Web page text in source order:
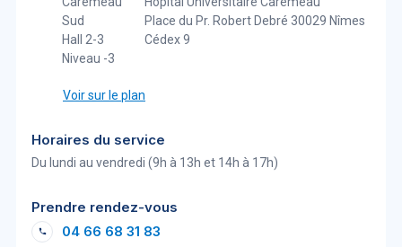
Sud
Hall 2-3
Niveau -3
Place du Pr. Robert Debré 30029 Nîmes
Cédex 9
Voir sur le plan
Horaires du service
Du lundi au vendredi (9h à 13h et 14h à 17h)
Prendre rendez-vous
04 66 68 31 83